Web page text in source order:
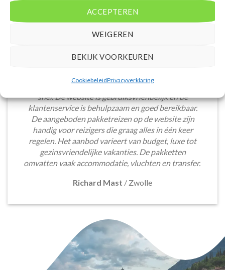
ACCEPTEREN
WEIGEREN
BEKIJK VOORKEUREN
CookiebeleidPrivacyverklaring
Voordeligelastminutevakantie.nl is eenvoudig en
snel. De website is gebruiksvriendelijk en de
klantenservice is behulpzaam en goed bereikbaar.
De aangeboden pakketreizen op de website zijn
handig voor reizigers die graag alles in één keer
regelen. Het aanbod varieert van budget, luxe tot
gezinsvriendelijke vakanties. De pakketten
omvatten vaak accommodatie, vluchten en transfer.
Richard Mast / Zwolle